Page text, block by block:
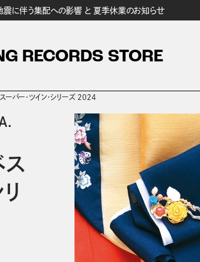
震に伴う集配への影響 と 夏季休業のお知らせ
RECORDS STORE
ーパー・ツイン・シリーズ 2024
ス